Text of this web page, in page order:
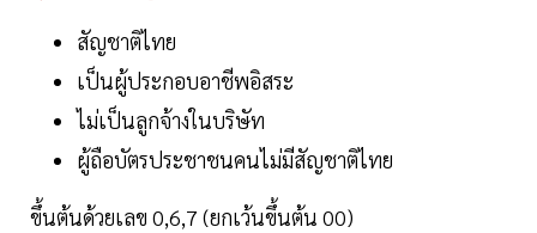
สัญชาติไทย
เป็นผู้ประกอบอาชีพอิสระ
ไม่เป็นลูกจ้างในบริษัท
ผู้ถือบัตรประชาชนคนไม่มีสัญชาติไทย
ขึ้นต้นด้วยเลข 0,6,7 (ยกเว้นขึ้นต้น 00)